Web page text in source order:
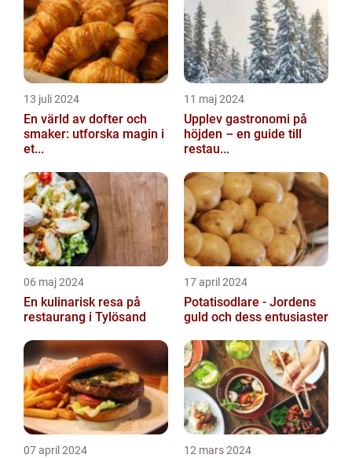
13 juli 2024
En värld av dofter och
smaker: utforska magin i
et...
11 maj 2024
Upplev gastronomi på
höjden – en guide till
restau...
06 maj 2024
En kulinarisk resa på
restaurang i Tylösand
17 april 2024
Potatisodlare - Jordens
guld och dess entusiaster
07 april 2024 12 mars 2024